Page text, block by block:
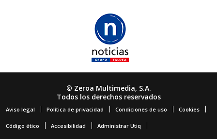
© Zeroa Multimedia, S.A.
Todos los derechos reservados
Aviso legal Política de privacidad Condiciones de uso Cookies
Código ético Accesibilidad Administrar Utiq